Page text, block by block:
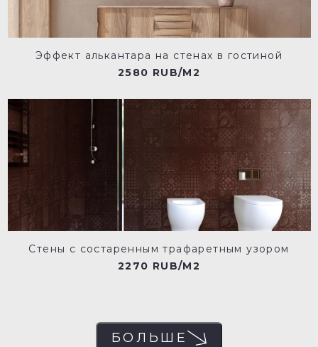
Эффект алькантара на стенах в гостиной
2580 RUB/M2
Стены с состаренным трафаретным узором
2270 RUB/M2
БОЛЬШЕ